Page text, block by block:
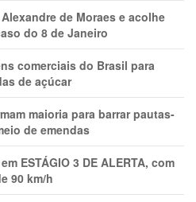
de Moraes e acolhe
do 8 de Janeiro
comerciais do Brasil para
de açúcar
maioria para barrar pautas-
de emendas
ESTÁGIO 3 DE ALERTA, com
90 km/h